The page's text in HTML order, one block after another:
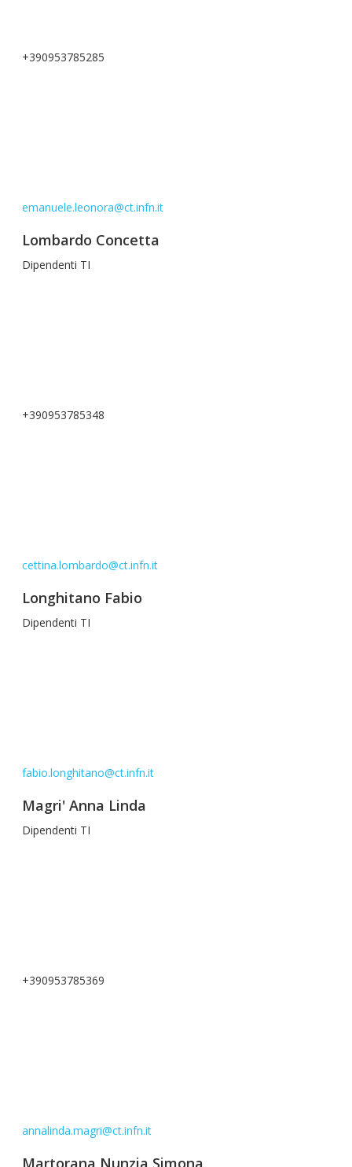
+390953785285
emanuele.leonora@ct.infn.it
Lombardo Concetta
Dipendenti TI
+390953785348
cettina.lombardo@ct.infn.it
Longhitano Fabio
Dipendenti TI
fabio.longhitano@ct.infn.it
Magri' Anna Linda
Dipendenti TI
+390953785369
annalinda.magri@ct.infn.it
Martorana Nunzia Simona